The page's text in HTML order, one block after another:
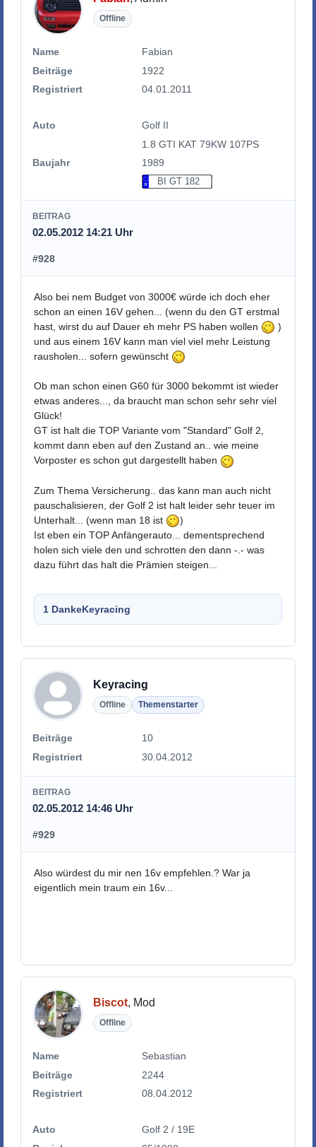
Offline
Name
Fabian
Beiträge
1922
Registriert
04.01.2011
Auto
Golf II
1.8 GTI KAT 79KW 107PS
Baujahr
1989
BI GT 182
BEITRAG
02.05.2012 14:21 Uhr
#928
Also bei nem Budget von 3000€ würde ich doch eher
schon an einen 16V gehen... (wenn du den GT erstmal
hast, wirst du auf Dauer eh mehr PS haben wollen
)
und aus einem 16V kann man viel viel mehr Leistung
rausholen... sofern gewünscht
Ob man schon einen G60 für 3000 bekommt ist wieder
etwas anderes..., da braucht man schon sehr sehr viel
Glück!
GT ist halt die TOP Variante vom "Standard" Golf 2,
kommt dann eben auf den Zustand an.. wie meine
Vorposter es schon gut dargestellt haben
Zum Thema Versicherung.. das kann man auch nicht
pauschalisieren, der Golf 2 ist halt leider sehr teuer im
Unterhalt... (wenn man 18 ist
)
Ist eben ein TOP Anfängerauto... dementsprechend
holen sich viele den und schrotten den dann -.- was
dazu führt das halt die Prämien steigen...
1 DankeKeyracing
Keyracing
Offline Themenstarter
Beiträge
10
Registriert
30.04.2012
BEITRAG
02.05.2012 14:46 Uhr
#929
Also würdest du mir nen 16v empfehlen.? War ja
eigentlich mein traum ein 16v...
Biscot, Mod
Offline
Name
Sebastian
Beiträge
2244
Registriert
08.04.2012
Auto
Golf 2 / 19E